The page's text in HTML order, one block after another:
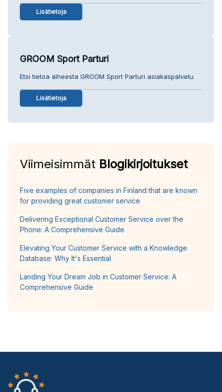
Lisätietoja
GROOM Sport Parturi
Etsi tietoa aiheesta GROOM Sport Parturi asiakaspalvelu.
Lisätietoja
Viimeisimmät Blogikirjoitukset
Five examples of companies in Finland that are known
for providing great customer service
Delivering Exceptional Customer Service over the
Phone: A Comprehensive Guide
Elevating Your Customer Service with a Knowledge
Database: Why It's Essential
Landing Your Dream Job in Customer Service: A
Comprehensive Guide